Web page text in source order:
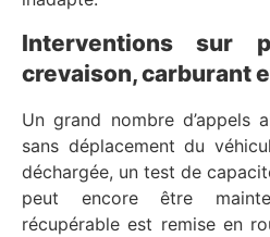
Interventions sur
crevaison, carburant
Un grand nombre d’appels
sans déplacement du
déchargée, un test de
peut encore être
récupérable est remise en